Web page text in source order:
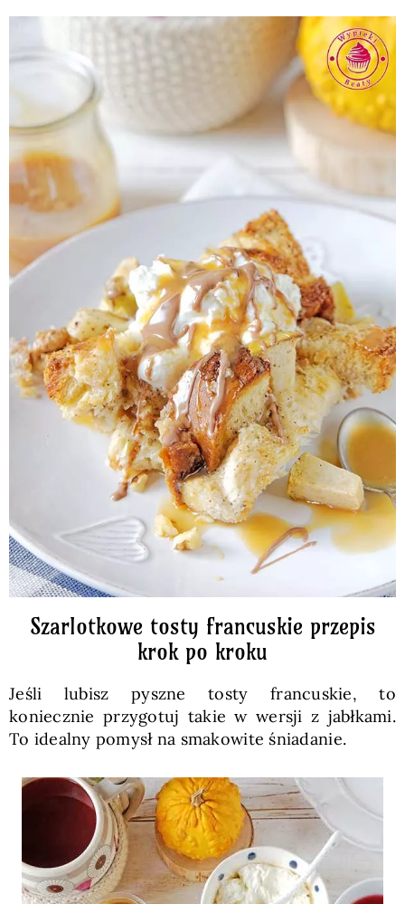
Szarlotkowe tosty francuskie przepis
krok po kroku
Jeśli lubisz pyszne tosty francuskie, to
koniecznie przygotuj takie w wersji z jabłkami.
To idealny pomysł na smakowite śniadanie.